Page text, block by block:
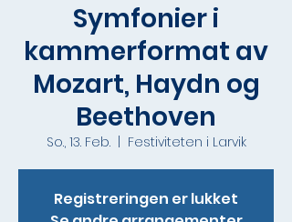
Symfonier i
kammerformat av
Mozart, Haydn og
Beethoven
So., 13. Feb.
  |
Festiviteten i Larvik
Registreringen er lukket